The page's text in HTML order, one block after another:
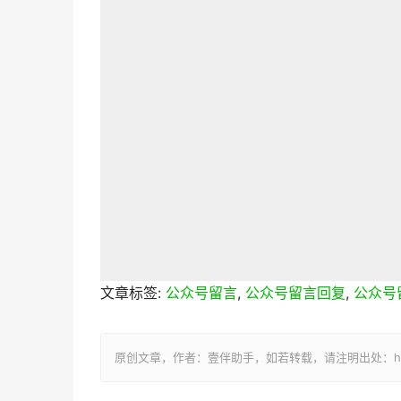
文章标签: 公众号留言, 公众号留言回复, 公众号
原创文章，作者：壹伴助手，如若转载，请注明出处